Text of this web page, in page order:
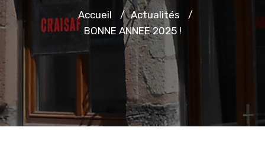
Accueil / Actualités /
BONNE ANNEE 2025 !